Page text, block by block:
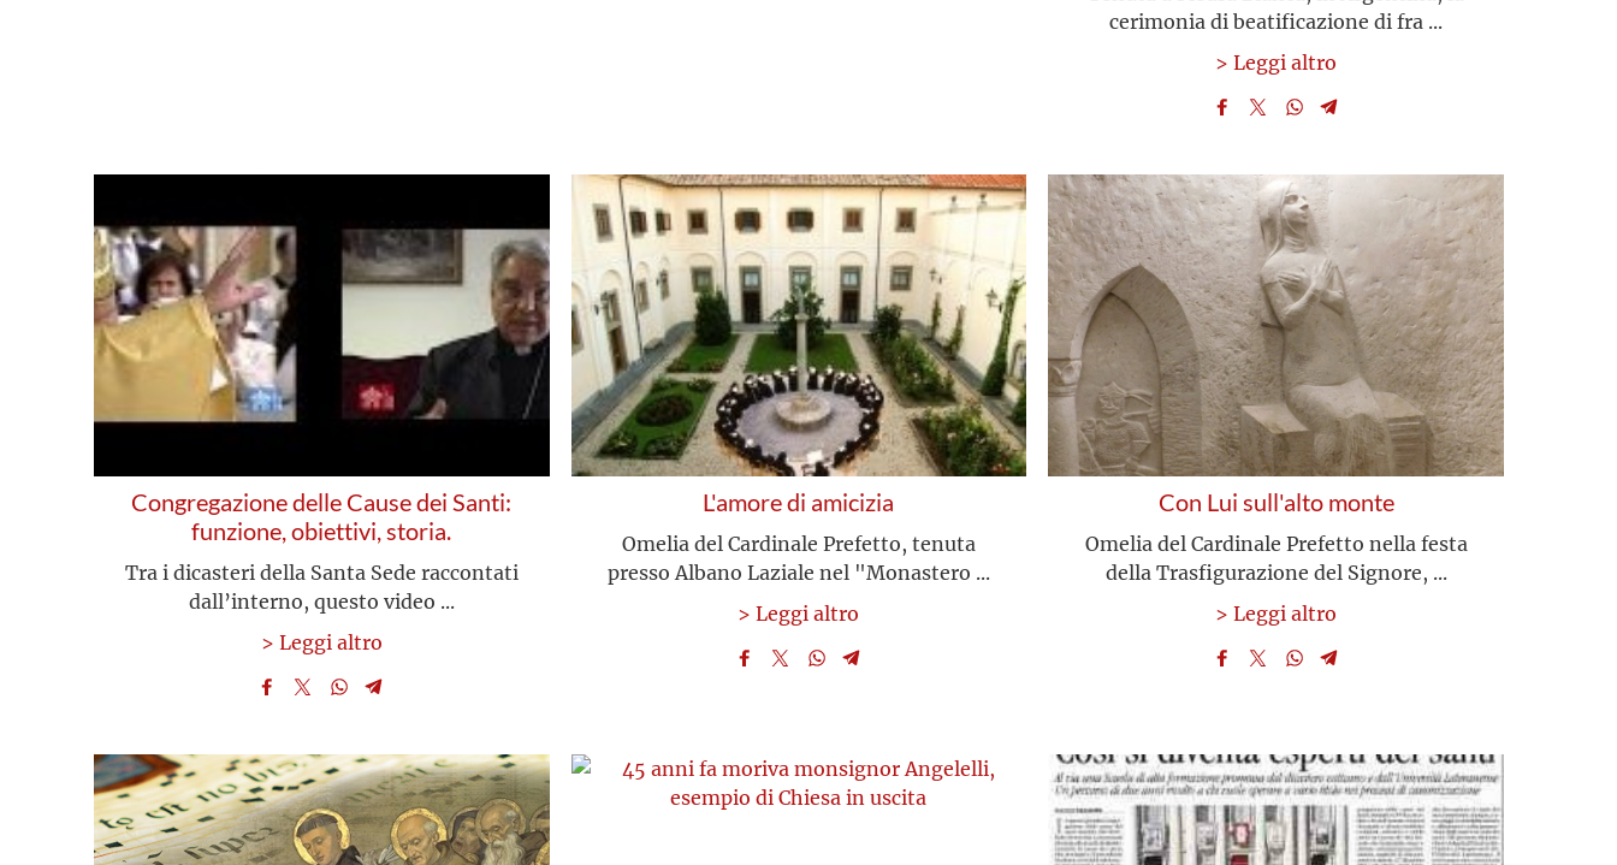
cerimonia di beatificazione di fra ...
> Leggi altro
Congregazione delle Cause dei Santi:
funzione, obiettivi, storia.
Tra i dicasteri della Santa Sede raccontati
dall’interno, questo video ...
> Leggi altro
L'amore di amicizia
Omelia del Cardinale Prefetto, tenuta
presso Albano Laziale nel "Monastero ...
> Leggi altro
Con Lui sull'alto monte
Omelia del Cardinale Prefetto nella festa
della Trasfigurazione del Signore, ...
> Leggi altro